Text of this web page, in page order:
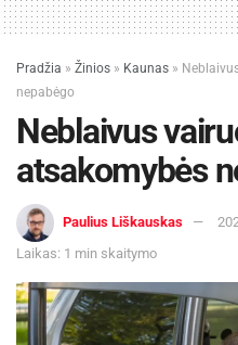
Pradžia » Žinios » Kaunas »
nepabėgo
Neblaivus
atsakomybės
Paulius Liškauskas
Laikas: 1 min skaitymo